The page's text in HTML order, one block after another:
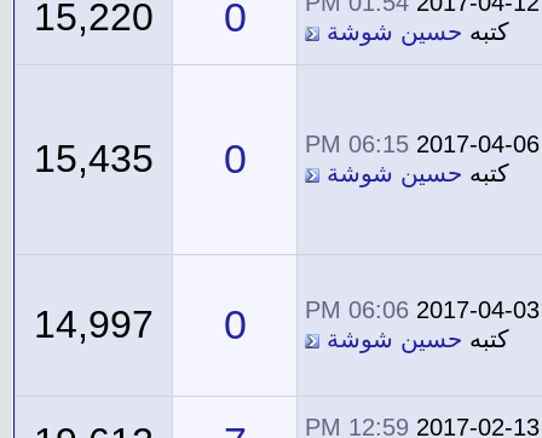
كتبه حسين شوشة 0
15,220
2017-04-06
06:15 PM
كتبه حسين شوشة 0
15,435
2017-04-03
06:06 PM
كتبه حسين شوشة 0
14,997
2017-02-13
12:59 PM